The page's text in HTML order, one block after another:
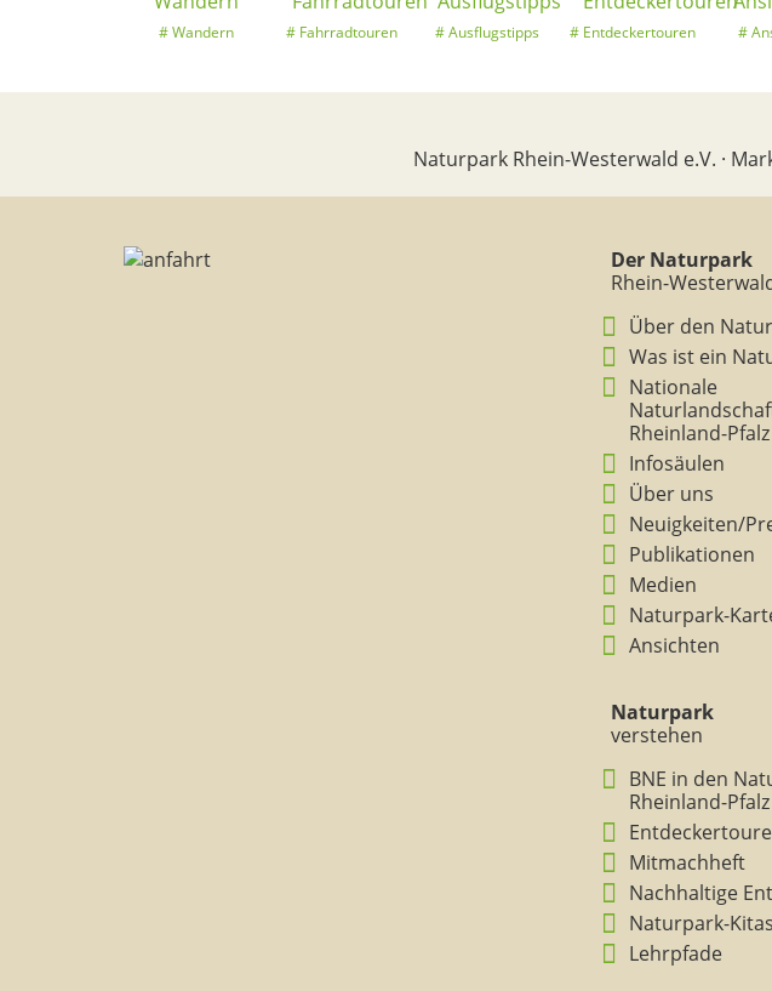
Wandern Fahrradtouren Ausflugstipps Entdeckertouren
Naturpark Rhein-Westerwald e.V. ·
Der Naturpark
Rhein-
Über den
Was ist ein
Nationale
Rheinland-Pfalz
Infosäulen
Über uns
Neuigkeiten/
Publikationen
Medien
Naturpark-
Ansichten
Naturpark
verstehen
BNE in den
Rheinland-Pfalz
Mitmachheft
Nachhaltige
Naturpark-Kitas
Lehrpfade